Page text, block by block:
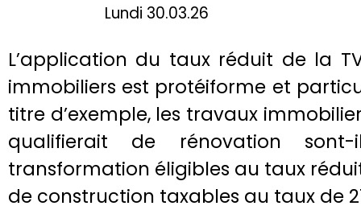
Lundi 30.03.26
L’application du taux réduit de la
immobiliers est protéiforme et
titre d’exemple, les travaux
qualifierait de rénovation
transformation éligibles au taux
de construction taxables au taux de